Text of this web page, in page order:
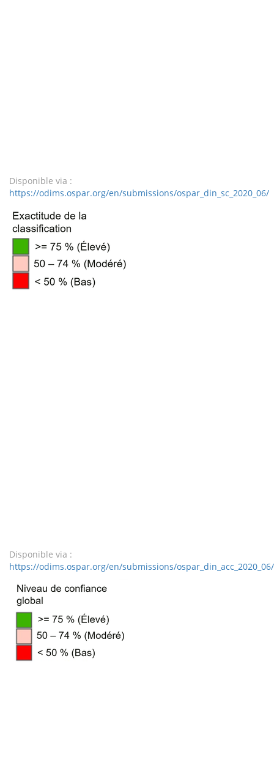
Disponible via :
https://odims.ospar.org/en/submissions/ospar_din_sc_2020_06/
Disponible via :
https://odims.ospar.org/en/submissions/ospar_din_acc_2020_06/